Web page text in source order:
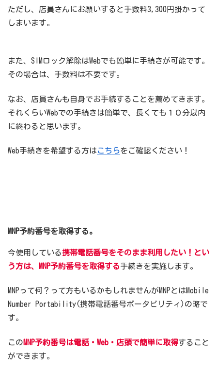
ただし、店員さんにお願いすると手数料3,300円掛かって
しまいます。
また、SIMロック解除はWebでも簡単に手続きが可能です。
その場合は、手数料は不要です。
なお、店員さんも自身でお手続することを薦めてきます。
それくらいWebでの手続きは簡単で、長くても１０分以内
に終わると思います。
Web手続きを希望する方はこちらをご確認ください！
MNP予約番号を取得する。
今使用している携帯電話番号をそのまま利用したい！とい
う方は、MNP予約番号を取得する手続きを実施します。
MNPって何？って方もいるかもしれませんがMNPとはMobile
Number Portability(携帯電話番号ポータビリティ)の略で
す。
このMNP予約番号は電話・Web・店頭で簡単に取得すること
ができます。